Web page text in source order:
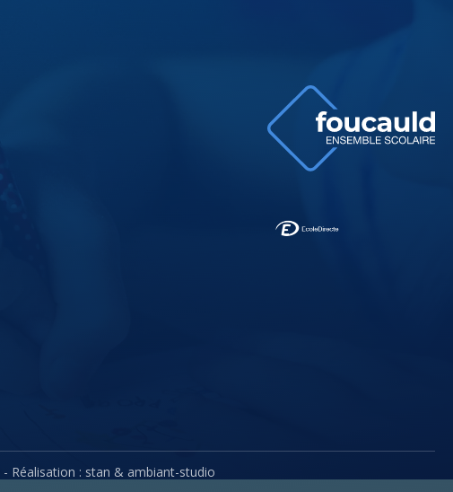
- Réalisation : stan & ambiant-studio